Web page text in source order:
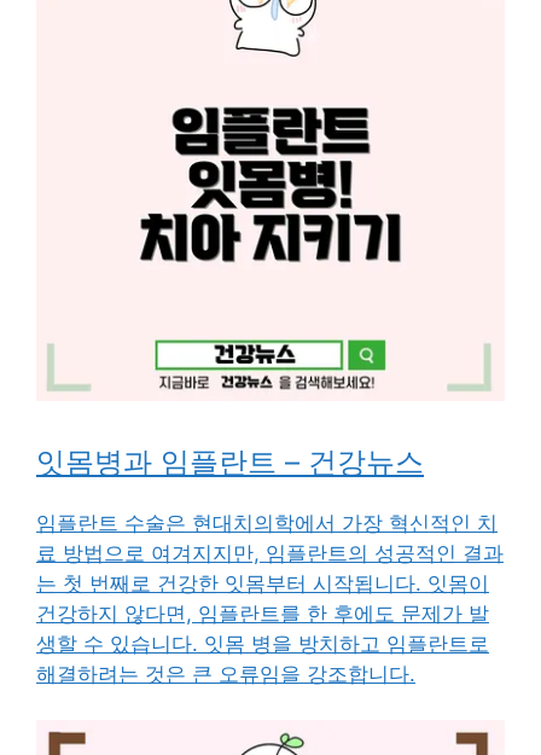
잇몸병과 임플란트 – 건강뉴스
임플란트 수술은 현대치의학에서 가장 혁신적인 치
료 방법으로 여겨지지만, 임플란트의 성공적인 결과
는 첫 번째로 건강한 잇몸부터 시작됩니다. 잇몸이
건강하지 않다면, 임플란트를 한 후에도 문제가 발
생할 수 있습니다. 잇몸 병을 방치하고 임플란트로
해결하려는 것은 큰 오류임을 강조합니다.